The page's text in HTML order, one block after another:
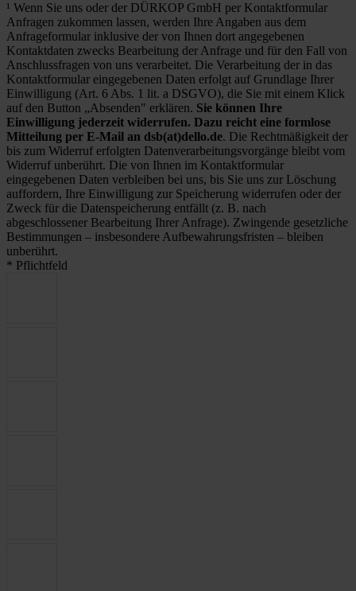
¹ Wenn Sie uns oder der DÜRKOP GmbH per Kontaktformular
Anfragen zukommen lassen, werden Ihre Angaben aus dem
Anfrageformular inklusive der von Ihnen dort angegebenen
Kontaktdaten zwecks Bearbeitung der Anfrage und für den Fall von
Anschlussfragen von uns verarbeitet. Die Verarbeitung der in das
Kontaktformular eingegebenen Daten erfolgt auf Grundlage Ihrer
Einwilligung (Art. 6 Abs. 1 lit. a DSGVO), die Sie mit einem Klick
auf den Button „Absenden" erklären. Sie können Ihre
Einwilligung jederzeit widerrufen. Dazu reicht eine formlose
Mitteilung per E-Mail an dsb(at)dello.de. Die Rechtmäßigkeit der
bis zum Widerruf erfolgten Datenverarbeitungsvorgänge bleibt vom
Widerruf unberührt. Die von Ihnen im Kontaktformular
eingegebenen Daten verbleiben bei uns, bis Sie uns zur Löschung
auffordern, Ihre Einwilligung zur Speicherung widerrufen oder der
Zweck für die Datenspeicherung entfällt (z. B. nach
abgeschlossener Bearbeitung Ihrer Anfrage). Zwingende gesetzliche
Bestimmungen – insbesondere Aufbewahrungsfristen – bleiben
unberührt.
* Pflichtfeld